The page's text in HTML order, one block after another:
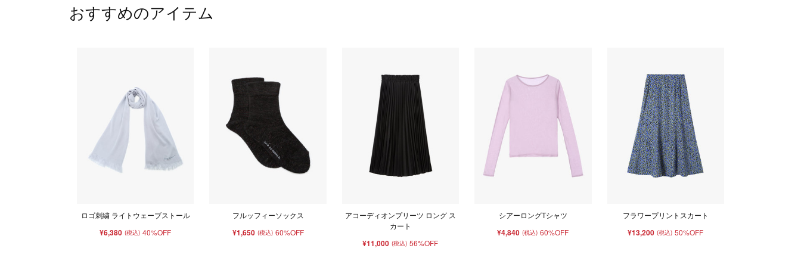
おすすめのアイテム
ロゴ刺繍 ライトウェーブストール
¥6,380 (税込) 40%OFF
フルッフィーソックス
¥1,650 (税込) 60%OFF
アコーディオンプリーツ ロング ス
カート
¥11,000 (税込) 56%OFF
シアーロングTシャツ
¥4,840 (税込) 60%OFF
フラワープリントスカート
¥13,200 (税込) 50%OFF